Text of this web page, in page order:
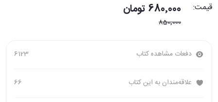
قیمت: 680٬000 تومان
850٬000
دفعات مشاهده کتاب 6123
علاقه‌مندان به این کتاب 66